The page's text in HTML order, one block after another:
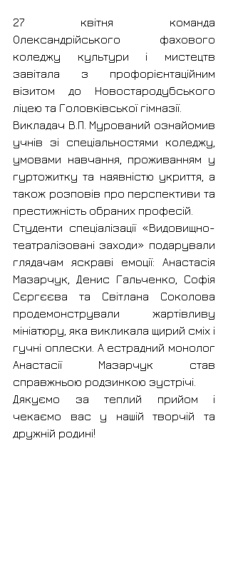
27 квітня команда
Олександрійського фахового
коледжу культури і мистецтв
завітала з профорієнтаційним
візитом до Новостародубського
ліцею та Головківської гімназії.
Викладач В.П. Мурований ознайомив
учнів зі спеціальностями коледжу,
умовами навчання, проживанням у
гуртожитку та наявністю укриття, а
також розповів про перспективи та
престижність обраних професій.
Студенти спеціалізації «Видовищно-
театралізовані заходи» подарували
глядачам яскраві емоції: Анастасія
Мазарчук, Денис Гальченко, Софія
Сєргєєва та Світлана Соколова
продемонстрували жартівливу
мініатюру, яка викликала щирий сміх і
гучні оплески. А естрадний монолог
Анастасії Мазарчук став
справжньою родзинкою зустрічі.
Дякуємо за теплий прийом і
чекаємо вас у нашій творчій та
дружній родині!